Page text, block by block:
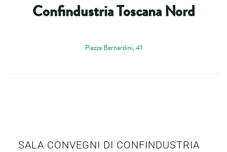
Confindustria Toscana Nord
Piazza Bernardini, 41
SALA CONVEGNI DI CONFINDUSTRIA